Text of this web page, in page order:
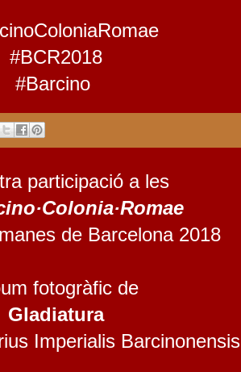
#BCR2018
#Barcino
participació a les
de Barcelona 2018
fotogràfic de
Gladiatura
Imperialis Barcinonensis